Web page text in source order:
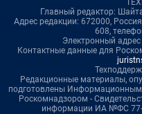
Главный редактор:
Адрес редакции: 672000,
608,
Электронный адрес
Контактные данные для
Редакционные материалы,
подготовлены Информационным
Роскомнадзором -
информации ИА №ФС 77-